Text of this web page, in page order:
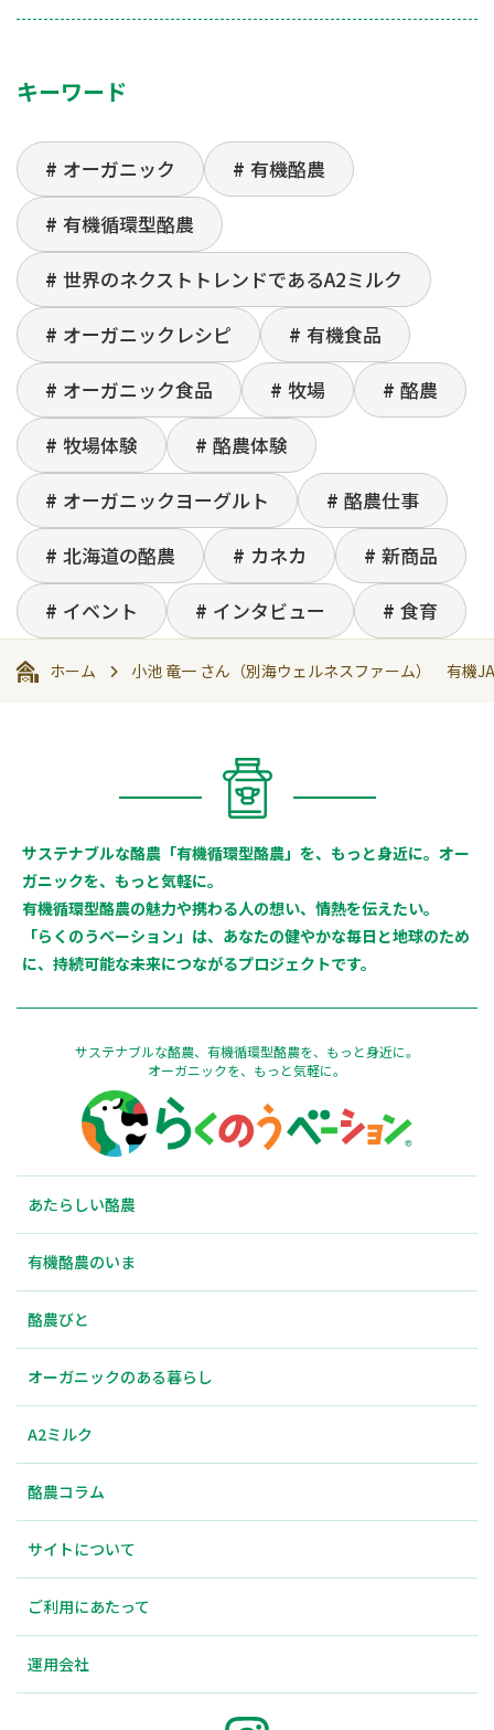
キーワード
オーガニック
有機酪農
有機循環型酪農
世界のネクストトレンドであるA2ミルク
オーガニックレシピ
有機食品
オーガニック食品
牧場
酪農
牧場体験
酪農体験
オーガニックヨーグルト
酪農仕事
北海道の酪農
カネカ
新商品
イベント
インタビュー 食育
ホーム 小池 竜一 さん（別海ウェルネスファーム） 有機
サステナブルな酪農「有機循環型酪農」を、もっと身近に。オー
ガニックを、もっと気軽に。
有機循環型酪農の魅力や携わる人の想い、情熱を伝えたい。
「らくのうベーション」は、あなたの健やかな毎日と地球のため
に、持続可能な未来につながるプロジェクトです。
サステナブルな酪農、有機循環型酪農を、もっと身近に。
オーガニックを、もっと気軽に。
あたらしい酪農
有機酪農のいま
酪農びと
オーガニックのある暮らし
A2ミルク
酪農コラム
サイトについて
ご利用にあたって
運用会社